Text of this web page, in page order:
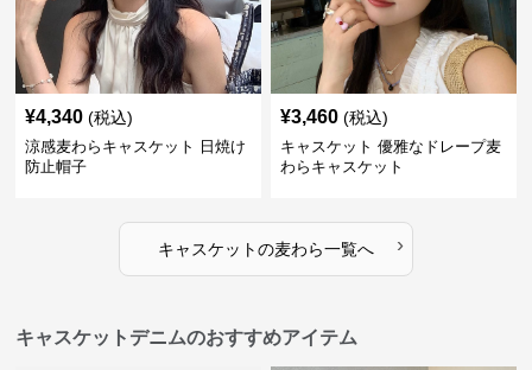
¥4,340 (税込)
涼感麦わらキャスケット 日焼け
防止帽子
¥3,460 (税込)
キャスケット 優雅なドレープ麦
わらキャスケット
キャスケットの麦わら一覧へ ›
キャスケットデニムのおすすめアイテム